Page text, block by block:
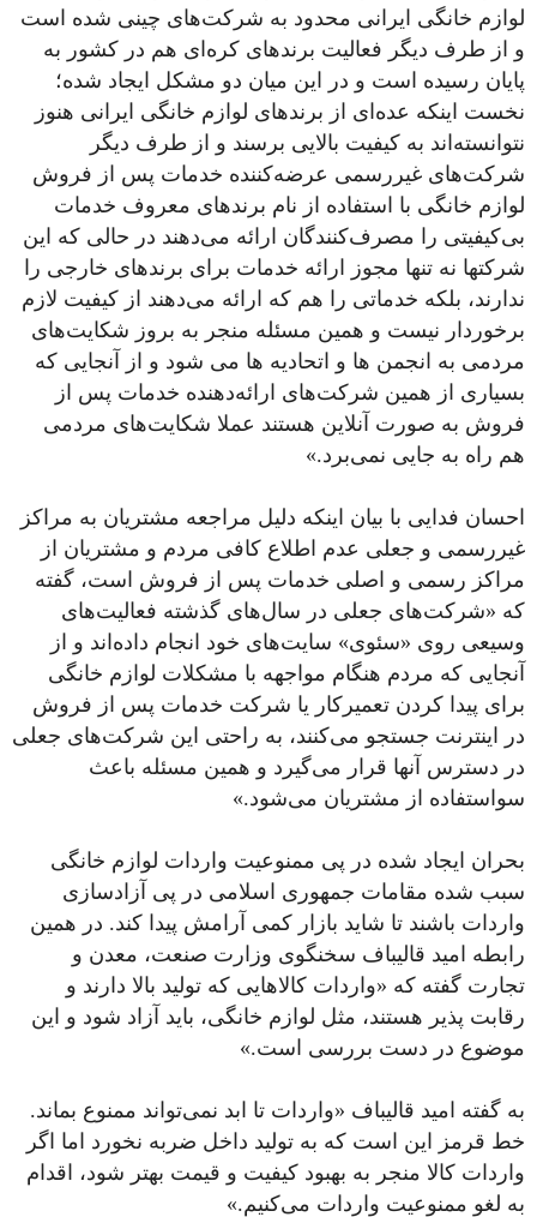
لوازم خانگی ایرانی محدود به شرکت‌های چینی شده است
و از طرف دیگر فعالیت برندهای کره‌ای هم در کشور به
پایان رسیده است و در این میان دو مشکل ایجاد شده؛
نخست اینکه عده‌ای از برندهای لوازم خانگی ایرانی هنوز
نتوانسته‌اند به کیفیت بالایی برسند و از طرف دیگر
شرکت‌های غیررسمی عرضه‌کننده خدمات پس از فروش
لوازم خانگی با استفاده از نام برندهای معروف خدمات
بی‌کیفیتی را مصرف‌کنندگان ارائه می‌دهند در حالی که این
شرکتها نه تنها مجوز ارائه خدمات برای برندهای خارجی را
ندارند، بلکه خدماتی را هم که ارائه می‌دهند از کیفیت لازم
برخوردار نیست و همین مسئله منجر به بروز شکایت‌های
مردمی به انجمن ها و اتحادیه ها می شود و از آنجایی که
بسیاری از همین شرکت‌های ارائه‌دهنده خدمات پس از
فروش به صورت آنلاین هستند عملا شکایت‌های مردمی
هم راه به جایی نمی‌برد.»
احسان فدایی با بیان اینکه دلیل مراجعه مشتریان به مراکز
غیررسمی و جعلی عدم اطلاع کافی مردم و مشتریان از
مراکز رسمی و اصلی خدمات پس از فروش است، گفته
که «شرکت‌های جعلی در سال‌های گذشته فعالیت‌های
وسیعی روی «سئوی» سایت‌های خود انجام داده‌اند و از
آنجایی که مردم هنگام مواجهه با مشکلات لوازم خانگی
برای پیدا کردن تعمیرکار یا شرکت خدمات پس از فروش
در اینترنت جستجو می‌کنند، به راحتی این شرکت‌های جعلی
در دسترس آنها قرار می‌گیرد و همین مسئله باعث
سواستفاده از مشتریان می‌شود.»
بحران ایجاد شده در پی ممنوعیت واردات لوازم خانگی
سبب شده مقامات جمهوری اسلامی در پی آزادسازی
واردات باشند تا شاید بازار کمی آرامش پیدا کند. در همین
رابطه امید قالیباف سخنگوی وزارت صنعت، معدن و
تجارت گفته که «واردات کالاهایی که تولید بالا دارند و
رقابت پذیر هستند، مثل لوازم خانگی، باید آزاد شود و این
موضوع در دست بررسی است.»
به گفته امید قالیباف «واردات تا ابد نمی‌تواند ممنوع بماند.
خط قرمز این است که به تولید داخل ضربه نخورد اما اگر
واردات کالا منجر به بهبود کیفیت و قیمت بهتر شود، اقدام
به لغو ممنوعیت واردات می‌کنیم.»